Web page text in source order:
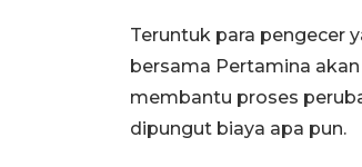
Teruntuk para pengecer
bersama Pertamina
membantu proses
dipungut biaya apa pun.